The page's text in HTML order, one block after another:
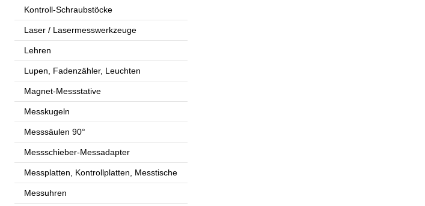
Kontroll-Schraubstöcke
Laser / Lasermesswerkzeuge
Lehren
Lupen, Fadenzähler, Leuchten
Magnet-Messstative
Messkugeln
Messsäulen 90°
Messschieber-Messadapter
Messplatten, Kontrollplatten, Messtische
Messuhren